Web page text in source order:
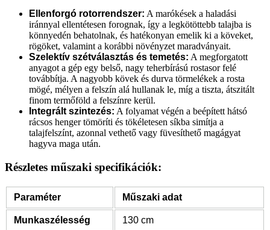
Ellenforgó rotorrendszer: A marókések a haladási
iránnyal ellentétesen forognak, így a legkötöttebb talajba is
könnyedén behatolnak, és hatékonyan emelik ki a köveket,
rögöket, valamint a korábbi növényzet maradványait.
Szelektív szétválasztás és temetés: A megforgatott
anyagot a gép egy belső, nagy teherbírású rostasor felé
továbbítja. A nagyobb kövek és durva törmelékek a rosta
mögé, mélyen a felszín alá hullanak le, míg a tiszta, átszitált
finom termőföld a felszínre kerül.
Integrált szintezés: A folyamat végén a beépített hátsó
rácsos henger tömöríti és tökéletesen síkba simítja a
talajfelszínt, azonnal vethető vagy füvesíthető magágyat
hagyva maga után.
Részletes műszaki specifikációk:
Paraméter Műszaki adat
Munkaszélesség 130 cm